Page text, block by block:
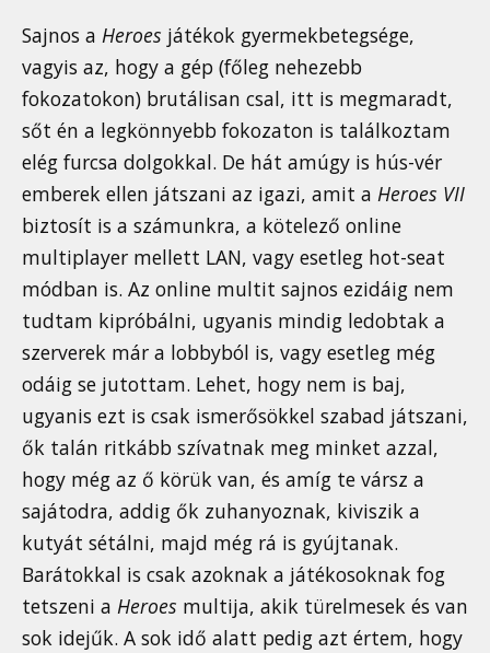
Sajnos a Heroes játékok gyermekbetegsége,
vagyis az, hogy a gép (főleg nehezebb
fokozatokon) brutálisan csal, itt is megmaradt,
sőt én a legkönnyebb fokozaton is találkoztam
elég furcsa dolgokkal. De hát amúgy is hús-vér
emberek ellen játszani az igazi, amit a Heroes VII
biztosít is a számunkra, a kötelező online
multiplayer mellett LAN, vagy esetleg hot-seat
módban is. Az online multit sajnos ezidáig nem
tudtam kipróbálni, ugyanis mindig ledobtak a
szerverek már a lobbyból is, vagy esetleg még
odáig se jutottam. Lehet, hogy nem is baj,
ugyanis ezt is csak ismerősökkel szabad játszani,
ők talán ritkább szívatnak meg minket azzal,
hogy még az ő körük van, és amíg te vársz a
sajátodra, addig ők zuhanyoznak, kiviszik a
kutyát sétálni, majd még rá is gyújtanak.
Barátokkal is csak azoknak a játékosoknak fog
tetszeni a Heroes multija, akik türelmesek és van
sok idejűk. A sok idő alatt pedig azt értem, hogy